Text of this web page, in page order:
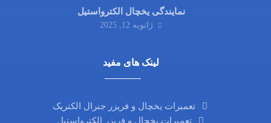
نمایندگی یخچال الکترواستیل
ژانویه 12, 2025
لینک های مفید
تعمیرات یخچال و فریزر جنرال الکتریک
تعمیرات یخچال و فریزر الکترواستیل